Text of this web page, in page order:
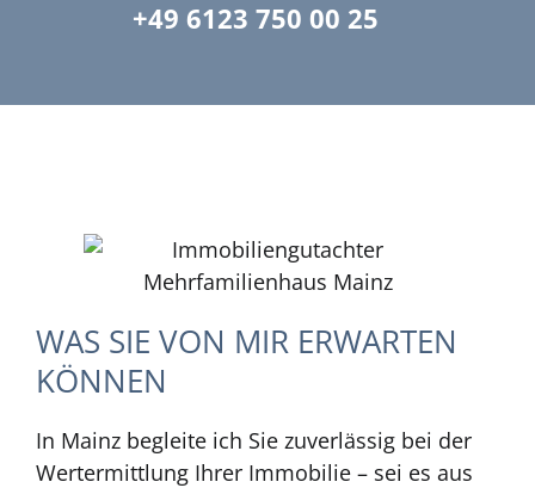
+49 6123 750 00 25
WAS SIE VON MIR ERWARTEN
KÖNNEN
In Mainz begleite ich Sie zuverlässig bei der
Wertermittlung Ihrer Immobilie – sei es aus